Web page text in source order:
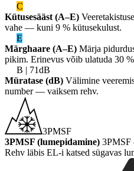
C
Kütusesääst (A–E)
vahe — kuni 9 % kütusekulust.
E
Märghaare (A–E) Märja
pikim. Erinevus võib ulatuda 30
B | 71dB
Müratase (dB) Välimine
number — vaiksem rehv.
3PMSF
3PMSF (lumepidamine) 3PMSF
Rehv läbis EL-i katsed sügavas